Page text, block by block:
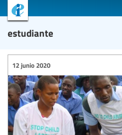
estudiante
12 junio 2020